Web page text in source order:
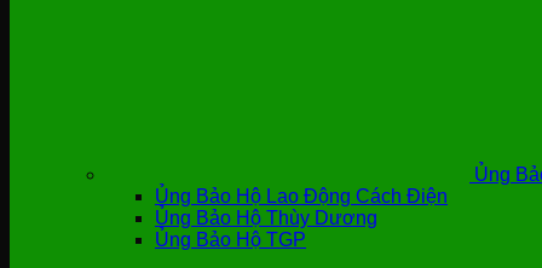
Ủng
Ủng Bảo Hộ Lao Động Cách Điện
Ủng Bảo Hộ Thùy Dương
Ủng Bảo Hộ TGP